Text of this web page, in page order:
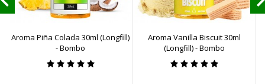
Aroma Piña Colada 30ml (Longfill)
- Bombo
Aroma Vanilla Biscuit 30ml
(Longfill) - Bombo